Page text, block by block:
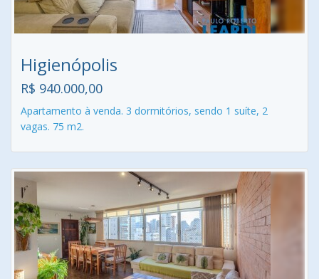
Higienópolis
R$ 940.000,00
Apartamento à venda. 3 dormitórios, sendo 1 suíte, 2
vagas. 75 m2.